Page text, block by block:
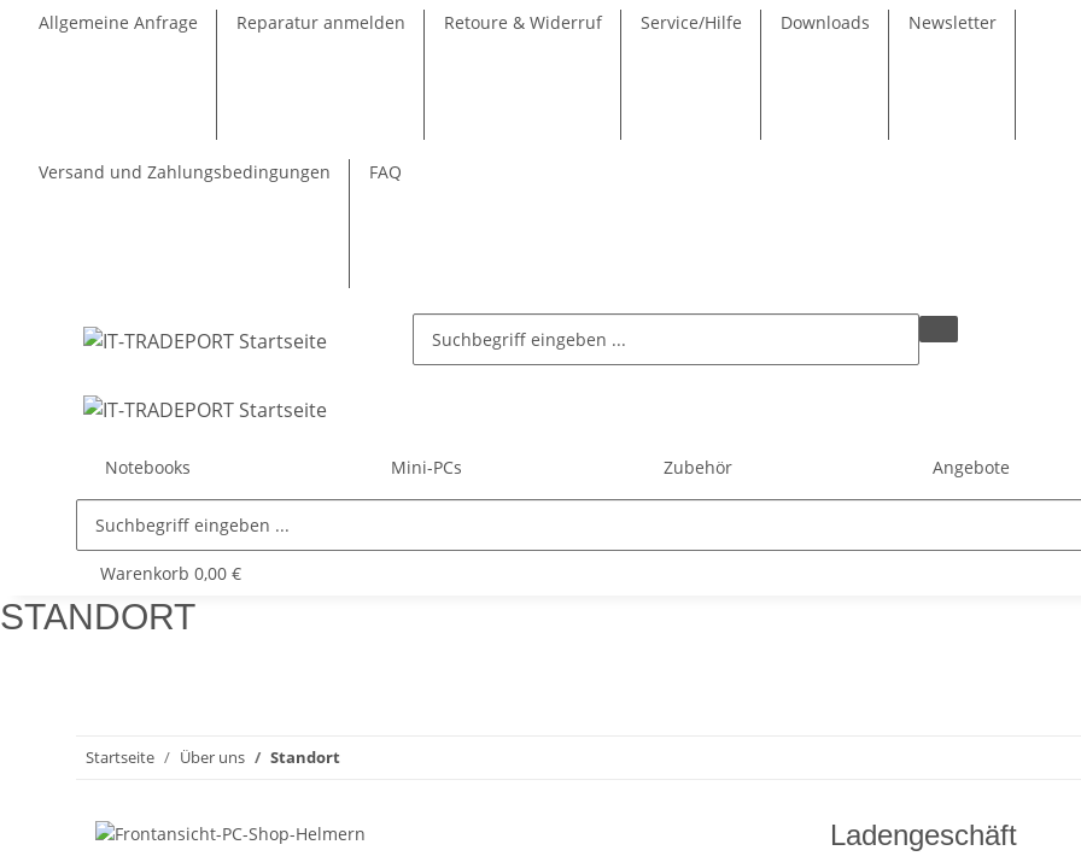
Allgemeine Anfrage Reparatur anmelden Retoure & Widerruf Service/Hilfe Downloads Newsletter
Versand und Zahlungsbedingungen FAQ
Notebooks Mini-PCs Zubehör Angebote
Warenkorb 0,00 €
STANDORT
Startseite Über uns Standort
Ladengeschäft